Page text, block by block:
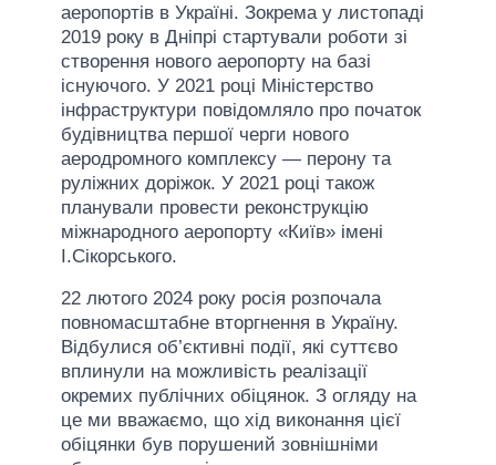
аеропортів в Україні. Зокрема у листопаді
2019 року в Дніпрі стартували роботи зі
створення нового аеропорту на базі
існуючого. У 2021 році Міністерство
інфраструктури повідомляло про початок
будівництва першої черги нового
аеродромного комплексу — перону та
руліжних доріжок. У 2021 році також
планували провести реконструкцію
міжнародного аеропорту «Київ» імені
І.Сікорського.
22 лютого 2024 року росія розпочала
повномасштабне вторгнення в Україну.
Відбулися об’єктивні події, які суттєво
вплинули на можливість реалізації
окремих публічних обіцянок. З огляду на
це ми вважаємо, що хід виконання цієї
обіцянки був порушений зовнішніми